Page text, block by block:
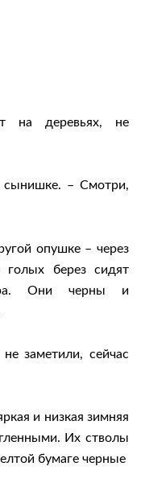
на деревьях, не
– Смотри,
опушке – через
берез сидят
Они черны и
заметили, сейчас
и низкая зимняя
Их стволы
бумаге черные